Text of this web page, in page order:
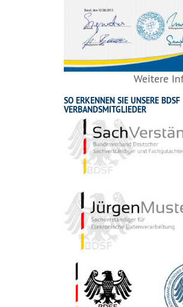
Weitere
SO ERKENNEN SIE UNSERE BDSF
VERBANDSMITGLIEDER